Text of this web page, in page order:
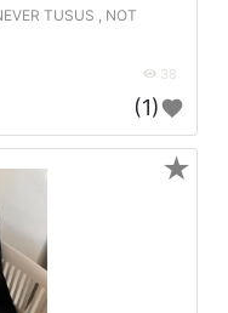
TUSUS , NOT
38
(1)
★